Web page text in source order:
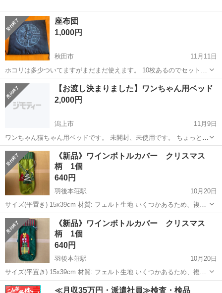
座布団
1,000円
秋田市
11月11日
ホコリは多少ついてますがまだまだ使えます。 10枚あるのでセットで
まとめてよろしくお願いします。
秋田 ファブリック、カバー
【お渡し決まりました】ワンちゃん用ベッド
2,000円
潟上市
11月9日
ワンちゃん猫ちゃん用ベッドです。 未開封、未使用です。 ちょっと形
を変えて使えるタイプの製品です。 ベージュ Ｍサイズ（55×65cmく
らいなはずです） どなたかお使いいただけたら嬉しいです。 確か
6,000円くらいで購入...
秋田 潟上市 ファブリック、カバー ワンちゃん
《新品》ワインボトルカバー クリスマス
柄 1個
640円
羽後本荘駅
10月20日
サイズ(平置き) 15x39cm 材質: フェルト生地 いくつかあるため、複数
購入希望の場合お伝えください。 まずは見るだけでも可能なので、興
味がありましたらご連絡ください。 B1N5
秋田 由利本荘市 羽後本荘駅 ファブリック、カバー
ワインボトル
《新品》ワインボトルカバー クリスマス
柄 1個
640円
羽後本荘駅
10月20日
サイズ(平置き) 15x39cm 材質: フェルト生地 いくつかあるため、複数
購入希望の場合お伝えください。 まずは見るだけでも可能なので、興
秋田 由利本荘市 羽後本荘駅 ファブリック、カバー
≪月収35万円・派遣社員≫検査・検品